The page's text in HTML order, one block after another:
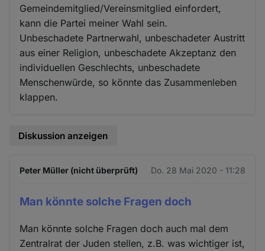
Gemeindemitglied/Vereinsmitglied einfordert,
kann die Partei meiner Wahl sein.
Unbeschadete Partnerwahl, unbeschadeter Austritt
aus einer Religion, unbeschadete Akzeptanz den
individuellen Geschlechts, unbeschadete
Menschenwürde, so könnte das Zusammenleben
klappen.
Diskussion anzeigen
Peter Müller (nicht überprüft) Do. 28 Mai 2020 - 11:28
Man könnte solche Fragen doch
Man könnte solche Fragen doch auch mal dem
Zentralrat der Juden stellen, z.B. was wichtiger ist,